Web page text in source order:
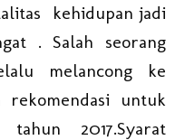
kehidupan jadi
. Salah seorang
melancong ke
untuk
2017.Syarat